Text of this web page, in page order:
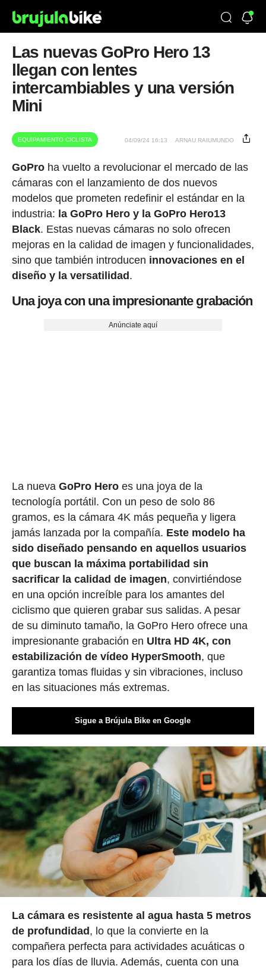
Las nuevas GoPro Hero 13
llegan con lentes
intercambiables y una versión
Mini
EQUIPAMIENTO CICLISTA 04/09/24 16:13 ARNAU RAIUMUNDO
GoProha vuelto a revolucionar el mercado de las
cámaras con el lanzamiento de dos nuevos
modelos que prometen redefinir el estándar en la
industria: la GoPro Hero y la GoPro Hero13
Black. Estas nuevas cámaras no solo ofrecen
mejoras en la calidad de imagen y funcionalidades,
sino que también introducen innovaciones en el
diseño y la versatilidad .
Una joya con una impresionante grabación
Anúnciate aquí
La nueva GoPro Heroes una joya de la
tecnología portátil. Con un peso de solo 86
gramos, es la cámara 4K más pequeña y ligera
jamás lanzada por la compañía. Este modelo ha
sido diseñado pensando en aquellos usuarios
que buscan la máxima portabilidad sin
sacrificar la calidad de imagen, convirtiéndose
en una opción increíble para los amantes del
ciclismo que quieren grabar sus salidas. A pesar
de su diminuto tamaño, la GoPro Hero ofrece una
impresionante grabación en Ultra HD 4K, con
estabilización de vídeo HyperSmooth, que
garantiza tomas fluidas y sin vibraciones, incluso
en las situaciones más extremas.
Sigue a Brújula Bike en Google
La cámara es resistente al agua hasta 5 metros
de profundidad , lo que la convierte en la
compañera perfecta para actividades acuáticas o
para los días de lluvia. Además, cuenta con una